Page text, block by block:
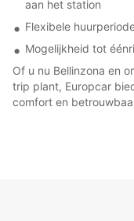
aan het station
Flexibele
Mogelijkheid tot
Of u nu Bellinzona en
trip plant, Europcar
comfort en